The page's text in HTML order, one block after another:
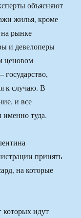
объясняют
жилья, кроме
на рынке
и девелоперы
ценовом
государство,
к случаю. В
и все
именно туда.
принять
на которые
идут